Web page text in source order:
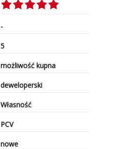
-
5
możliwość kupna
deweloperski
Własność
PCV
nowe